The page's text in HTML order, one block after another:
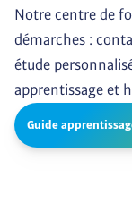
Notre centre de
démarches :
étude
apprentissage et
Guide